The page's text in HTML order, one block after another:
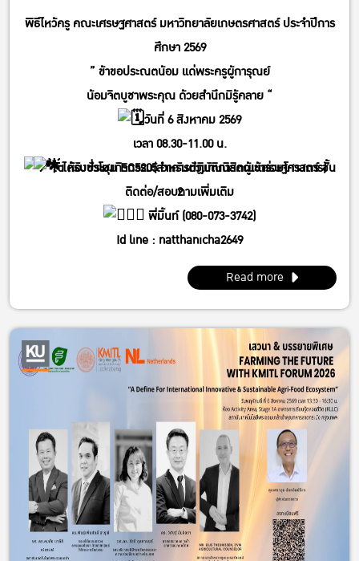
พิธีไหว้ครู คณะเศรษฐศาสตร์ มหาวิทยาลัยเกษตรศาสตร์ ประจำปีการ
ศึกษา 2569
” ข้าขอประณตน้อม แด่พระครูผู้การุณย์
น้อมจิตบูชาพระคุณ ด้วยสำนึกมิรู้คลาย “
วันที่ 6 สิงหาคม 2569
เวลา 08.30-11.00 น.
ณ ห้องประชุม EC5205 อาคารปฏิบัติการคณะเศรษฐศาสตร์ ชั้น
2
ได้รับชั่วโมงกิจกรรม(สำหรับตัวแทนนิสิตผู้เข้าร่วมโครงการ)
ติดต่อ/สอบถามเพิ่มเติม
พี่มิ้นท์ (080-073-3742)
Id line : natthanicha2649
IG : @_m.mintt_
พี่โฟร์ (086-339-3381)
Id line : fourbrabra424
IG : @four_zapak
Read more